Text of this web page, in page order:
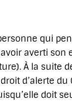
qui
averti
À la suite
d’alerte du
doit